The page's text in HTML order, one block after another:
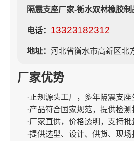
隔震支座厂家-衡水双林橡胶制
电话： 13323182312
地址： 河北省衡水市高新区北
厂家优势
·正规源头工厂，多年隔震支
·产品符合国家规范，提供检
·厂家直供，价格透明，支持批
·提供选型、设计、供货、现